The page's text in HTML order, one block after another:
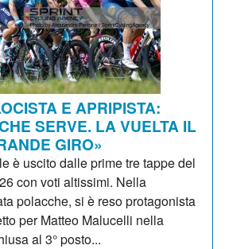
E APRIPISTA:
SERVE. LA VUELTA IL
GIRO»
è uscito dalle prime tre tappe del
con voti altissimi. Nella
polacche, si è reso protagonista
per Matteo Malucelli nella
al 3° posto...